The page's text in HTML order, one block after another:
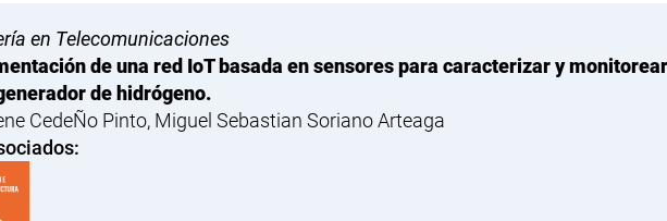
en Telecomunicaciones
de una red IoT basada en sensores para caracterizar y
de hidrógeno.
CedeÑo Pinto, Miguel Sebastian Soriano Arteaga